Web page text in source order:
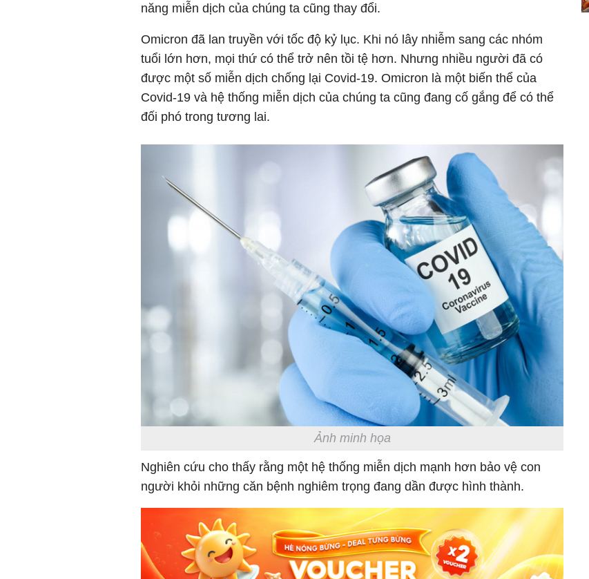
năng miễn dịch của chúng ta cũng thay đổi.
Omicron đã lan truyền với tốc độ kỷ lục. Khi nó lây nhiễm sang các nhóm
tuổi lớn hơn, mọi thứ có thể trở nên tồi tệ hơn. Nhưng nhiều người đã có
được một số miễn dịch chống lại Covid-19. Omicron là một biến thể của
Covid-19 và hệ thống miễn dịch của chúng ta cũng đang cố gắng để có thể
đối phó trong tương lai.
Ảnh minh họa
Nghiên cứu cho thấy rằng một hệ thống miễn dịch mạnh hơn bảo vệ con
người khỏi những căn bệnh nghiêm trọng đang dần được hình thành.